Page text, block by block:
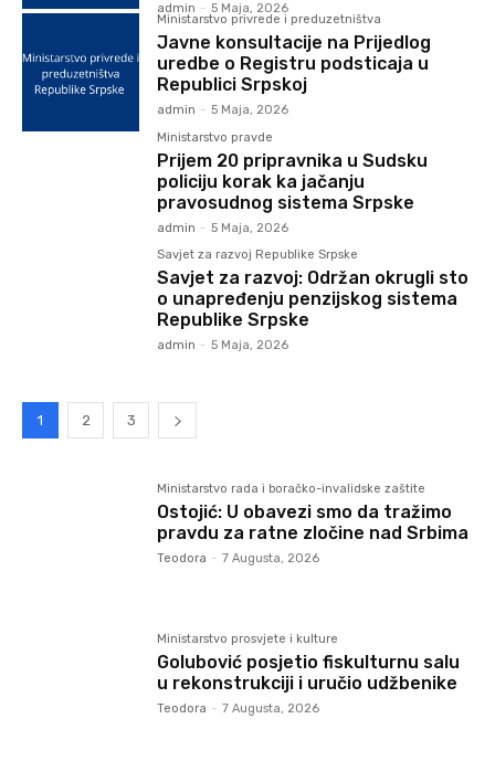
admin - 5 Maja, 2026
Ministarstvo privrede i preduzetništva
Javne konsultacije na Prijedlog
uredbe o Registru podsticaja u
Republici Srpskoj
admin - 5 Maja, 2026
Ministarstvo pravde
Prijem 20 pripravnika u Sudsku
policiju korak ka jačanju
pravosudnog sistema Srpske
admin - 5 Maja, 2026
Savjet za razvoj Republike Srpske
Savjet za razvoj: Održan okrugli sto
o unapređenju penzijskog sistema
Republike Srpske
admin - 5 Maja, 2026
1 2 3
Ministarstvo rada i boračko-invalidske zaštite
Ostojić: U obavezi smo da tražimo
pravdu za ratne zločine nad Srbima
Teodora - 7 Augusta, 2026
Ministarstvo prosvjete i kulture
Golubović posjetio fiskulturnu salu
u rekonstrukciji i uručio udžbenike
Teodora - 7 Augusta, 2026